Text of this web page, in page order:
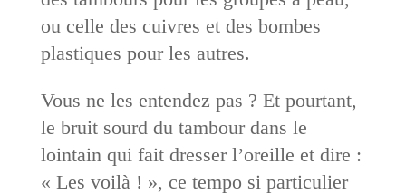
ou celle des cuivres et des bombes
plastiques pour les autres.
Vous ne les entendez pas ? Et pourtant,
le bruit sourd du tambour dans le
lointain qui fait dresser l’oreille et dire :
« Les voilà ! », ce tempo si particulier